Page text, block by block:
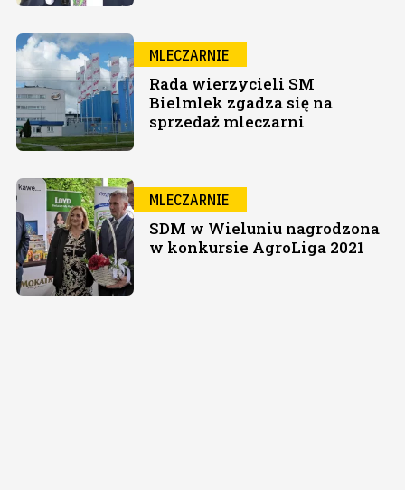
MLECZARNIE
Rada wierzycieli SM
Bielmlek zgadza się na
sprzedaż mleczarni
MLECZARNIE
SDM w Wieluniu nagrodzona
w konkursie AgroLiga 2021